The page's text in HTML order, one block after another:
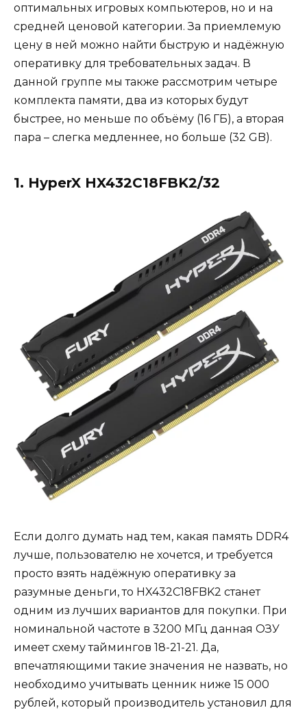
оптимальных игровых компьютеров, но и на
средней ценовой категории. За приемлемую
цену в ней можно найти быструю и надёжную
оперативку для требовательных задач. В
данной группе мы также рассмотрим четыре
комплекта памяти, два из которых будут
быстрее, но меньше по объёму (16 ГБ), а вторая
пара – слегка медленнее, но больше (32 GB).
1. HyperX HX432C18FBK2/32
Если долго думать над тем, какая память DDR4
лучше, пользователю не хочется, и требуется
просто взять надёжную оперативку за
разумные деньги, то HX432C18FBK2 станет
одним из лучших вариантов для покупки. При
номинальной частоте в 3200 МГц данная ОЗУ
имеет схему таймингов 18-21-21. Да,
впечатляющими такие значения не назвать, но
необходимо учитывать ценник ниже 15 000
рублей, который производитель установил для